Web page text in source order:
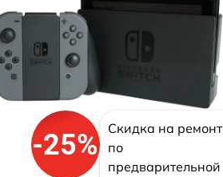
-25%
Скидка на ремонт
по
предварительной